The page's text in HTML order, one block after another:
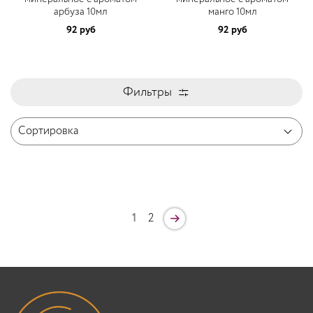
арбуза 10мл
92 руб
манго 10мл
92 руб
Фильтры
1 2